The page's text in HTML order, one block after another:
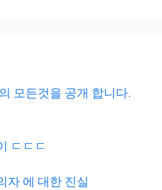
모든것을 공개 합니다.
ㄷㄷㄷ
자 에 대한 진실